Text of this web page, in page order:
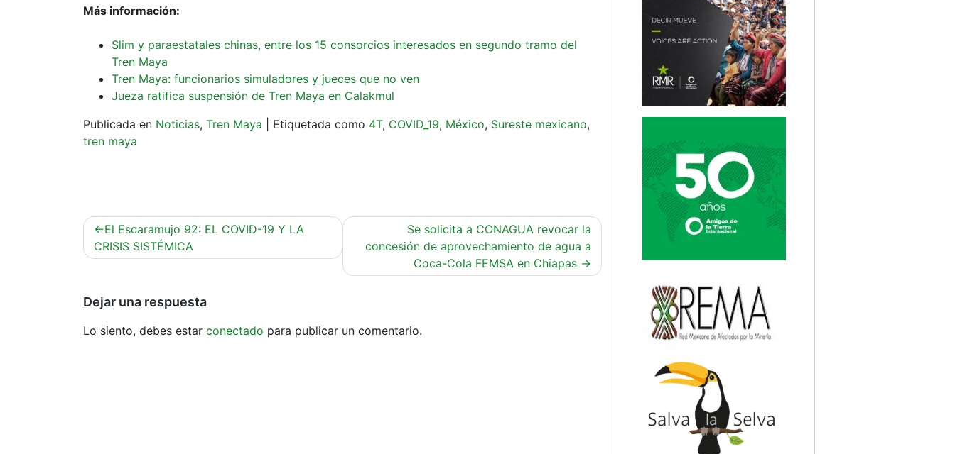
Más información:
Slim y paraestatales chinas, entre los 15 consorcios interesados en segundo tramo del
Tren Maya
Tren Maya: funcionarios simuladores y jueces que no ven
Jueza ratifica suspensión de Tren Maya en Calakmul
Publicada en Noticias, Tren Maya Etiquetada como 4T, COVID_19, México, Sureste mexicano,
tren maya
Navegación
de
El Escaramujo 92: EL COVID-19 Y LA
CRISIS SISTÉMICA
Se solicita a CONAGUA revocar la
concesión de aprovechamiento de agua a
Coca-Cola FEMSA en Chiapas
Dejar una respuesta
Lo siento, debes estar conectado para publicar un comentario.